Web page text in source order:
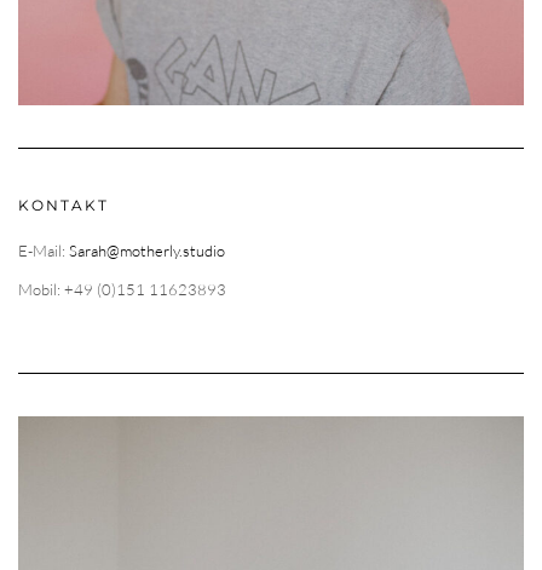
KONTAKT
E-Mail: Sarah@motherly.studio
Mobil: +49 (0)151 11623893